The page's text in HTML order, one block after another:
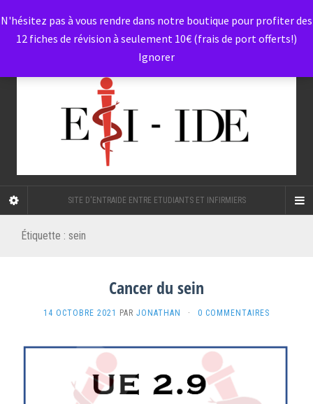
SITE D'ENTRAIDE ENTRE ETUDIANTS ET INFIRMIERS
Étiquette : sein
Cancer du sein
14 OCTOBRE 2021 PAR JONATHAN · 0 COMMENTAIRES
N'hésitez pas à vous rendre dans notre boutique pour profiter des
12 fiches de révision à seulement 10€ (frais de port offerts!)
Ignorer